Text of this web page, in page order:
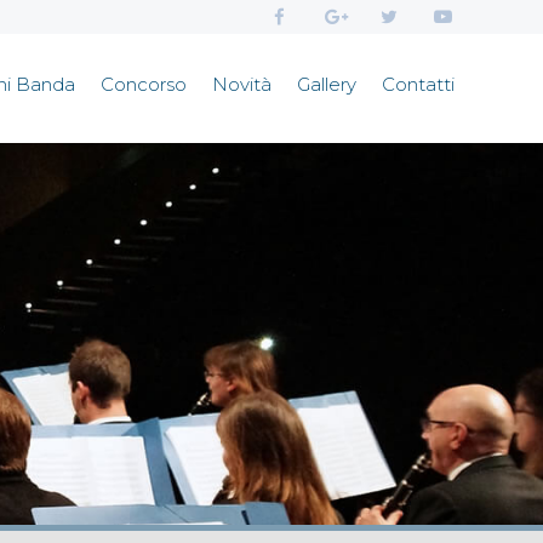
Banda Concorso Novità Gallery Contatti